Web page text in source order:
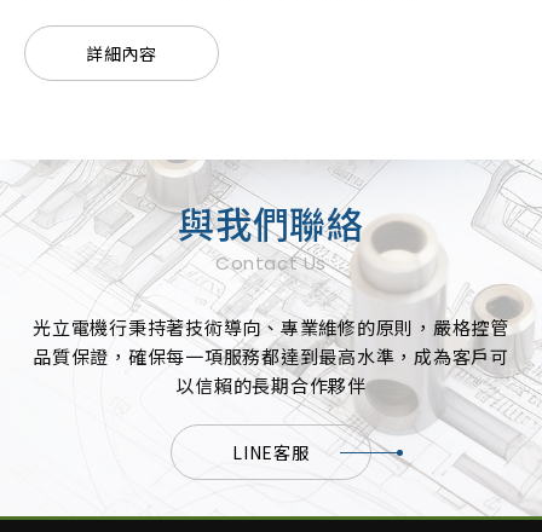
詳細內容
與我們聯絡
Contact Us
光立電機行秉持著技術導向、專業維修的原則，嚴格控管
品質保證，確保每一項服務都達到最高水準，成為客戶可
以信賴的長期合作夥伴
LINE客服